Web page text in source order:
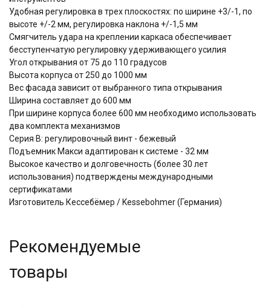
Удобная регулировка в трех плоскостях: по ширине +3/-1, по
высоте +/-2 мм, регулировка наклона +/-1,5 мм
Смягчитель удара на креплении каркаса обеспечивает
бесступенчатую регулировку удерживающего усилия
Угол открывания от 75 до 110 градусов
Высота корпуса от 250 до 1000 мм
Вес фасада зависит от выбранного типа открывания
Ширина составляет до 600 мм
При ширине корпуса более 600 мм необходимо использовать
два комплекта механизмов
Серия В: регулировочный винт - бежевый
Подъемник Макси адаптирован к системе - 32 мм
Высокое качество и долговечность (более 30 лет
использования) подтверждены международными
сертификатами
Изготовитель Кессебёмер / Kessebohmer (Германия)
Рекомендуемые
товары